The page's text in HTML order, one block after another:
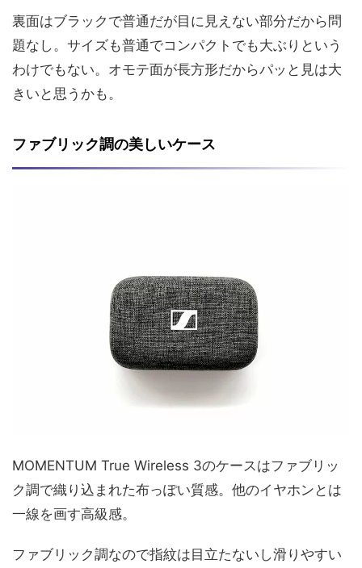
裏面はブラックで普通だが目に見えない部分だから問
題なし。サイズも普通でコンパクトでも大ぶりという
わけでもない。オモテ面が長方形だからパッと見は大
きいと思うかも。
ファブリック調の美しいケース
MOMENTUM True Wireless 3のケースはファブリッ
ク調で織り込まれた布っぽい質感。他のイヤホンとは
一線を画す高級感。
ファブリック調なので指紋は目立たないし滑りやすい